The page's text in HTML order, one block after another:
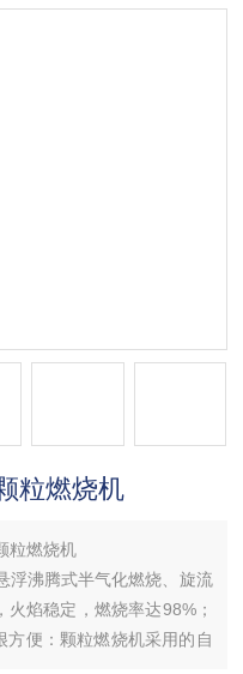
粒燃烧机
粒燃烧机
浮沸腾式半气化燃烧、旋流
焰稳定，燃烧率达98%；
方便：颗粒燃烧机采用的自